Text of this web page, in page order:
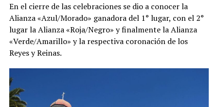
En el cierre de las celebraciones se dio a conocer la
Alianza «Azul/Morado» ganadora del 1° lugar, con el 2°
lugar la Alianza «Roja/Negro» y finalmente la Alianza
«Verde/Amarillo» y la respectiva coronación de los
Reyes y Reinas.